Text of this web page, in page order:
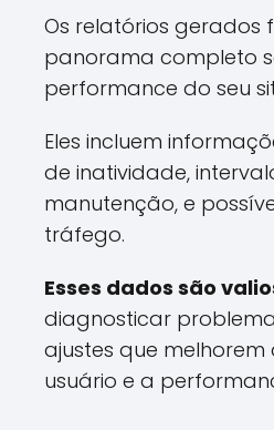
Os relatórios gerados
panorama completo
performance do seu
Eles incluem
de inatividade,
manutenção, e
tráfego.
Esses dados são
diagnosticar
ajustes que melhorem
usuário e a